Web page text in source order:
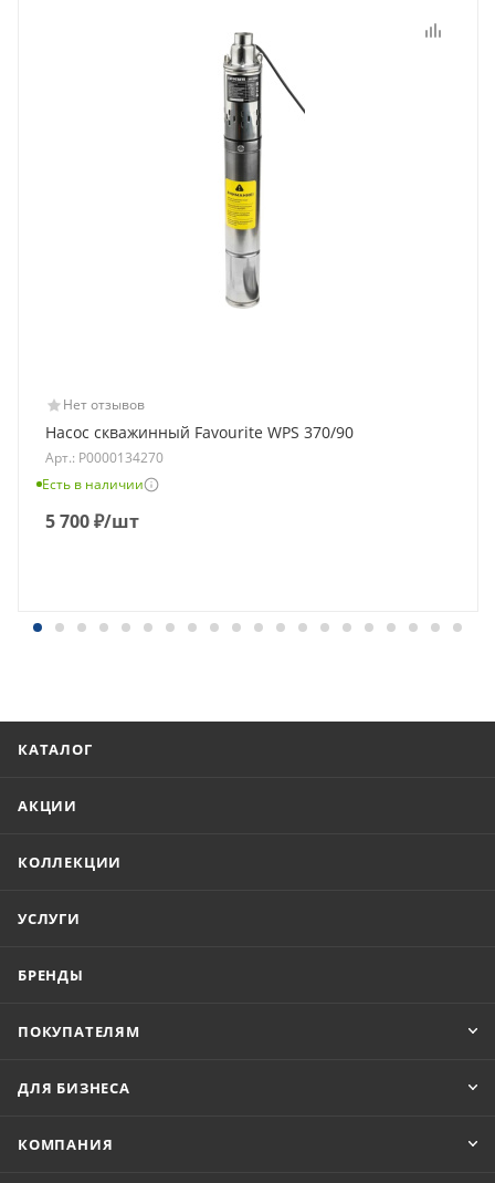
Нет отзывов
Насос скважинный Favourite WPS 370/90
Арт.: Р0000134270
Есть в наличии
5 700₽/шт
КАТАЛОГ
АКЦИИ
КОЛЛЕКЦИИ
УСЛУГИ
БРЕНДЫ
ПОКУПАТЕЛЯМ
ДЛЯ БИЗНЕСА
КОМПАНИЯ